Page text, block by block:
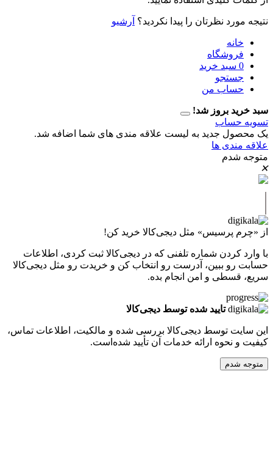
نظرتان را پیدا نکردید؟ آرشیو
سبد خرید
من
بروز شد!
جدید به لیست علاقه مندی های شما اضافه شد.
ها
پرسیس» مثل دیجی‌کالا خرید کن!
شماره تلفنی که در دیجی‌کالا ثبت کردی، اطلاعات
ببین، آدرست رو انتخاب کن و خریدت رو مثل دیجی‌کالا
و امن انجام بده.
تایید شده توسط دیجی‌کالا
توسط دیجی‌کالا بررسی شده و مالکیت، اطلاعات تماس،
ارائه خدمات آن تأیید شده‌است.